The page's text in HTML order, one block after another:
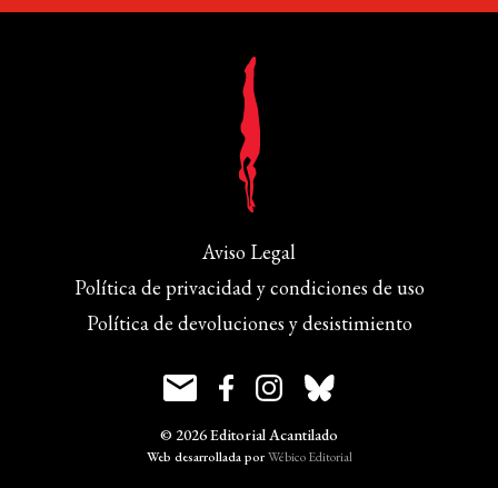
Aviso Legal
Política de privacidad y condiciones de uso
Política de devoluciones y desistimiento
© 2026 Editorial Acantilado
Web desarrollada porWébico Editorial